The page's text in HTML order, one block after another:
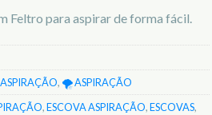
Feltro para aspirar de forma fácil.
, 🌪️ ASPIRAÇÃO
,ESCOVA ASPIRAÇÃO,ESCOVAS,